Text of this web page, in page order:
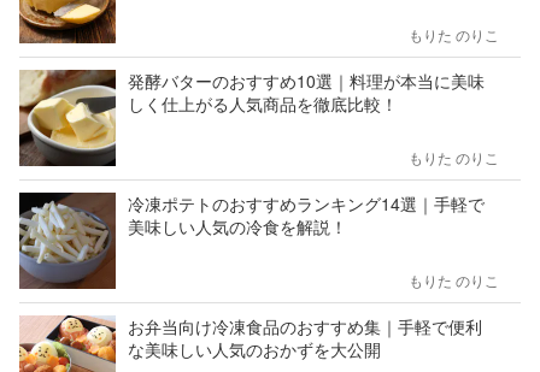
もりた のりこ
発酵バターのおすすめ10選｜料理が本当に美味
しく仕上がる人気商品を徹底比較！
もりた のりこ
冷凍ポテトのおすすめランキング14選｜手軽で
美味しい人気の冷食を解説！
もりた のりこ
お弁当向け冷凍食品のおすすめ集｜手軽で便利
な美味しい人気のおかずを大公開